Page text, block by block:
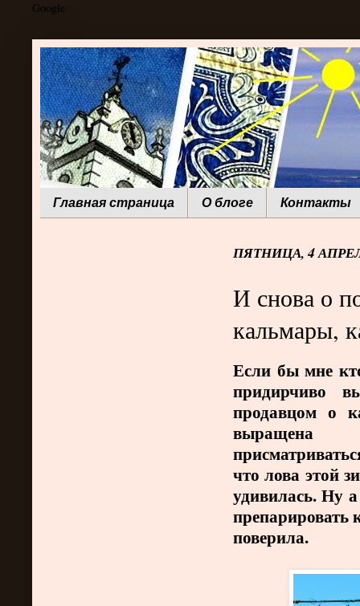
Google
Главная страница О блоге Контакты
ПЯТНИЦА, 4
И снова о
кальмары,
Если бы мне
придирчиво
продавцом о
выращена
что лова этой
удивилась. Ну
препарировать
поверила.